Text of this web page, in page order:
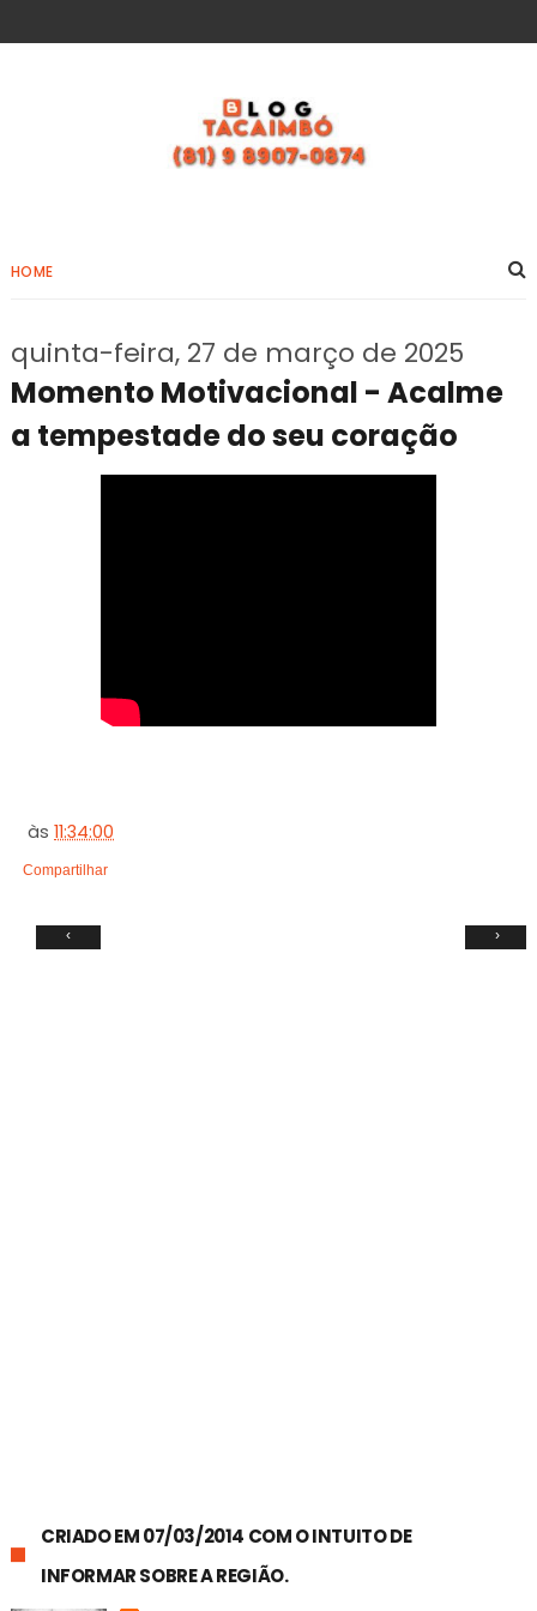
HOME
quinta-feira, 27 de março de 2025
Momento Motivacional - Acalme
a tempestade do seu coração
às11:34:00
Compartilhar
‹ ›
CRIADO EM 07/03/2014 COM O INTUITO DE
INFORMAR SOBRE A REGIÃO.